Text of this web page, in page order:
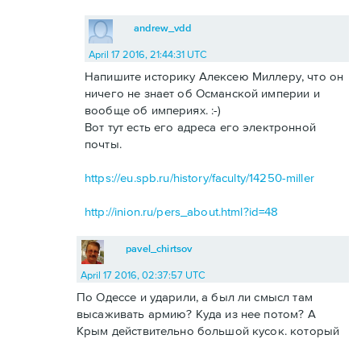
andrew_vdd
April 17 2016, 21:44:31 UTC
Напишите историку Алексею Миллеру, что он
ничего не знает об Османской империи и
вообще об империях. :-)
Вот тут есть его адреса его электронной
почты.
https://eu.spb.ru/history/faculty/14250-miller
http://inion.ru/pers_about.html?id=48
pavel_chirtsov
April 17 2016, 02:37:57 UTC
По Одессе и ударили, а был ли смысл там
высаживать армию? Куда из нее потом? А
Крым действительно большой кусок. который